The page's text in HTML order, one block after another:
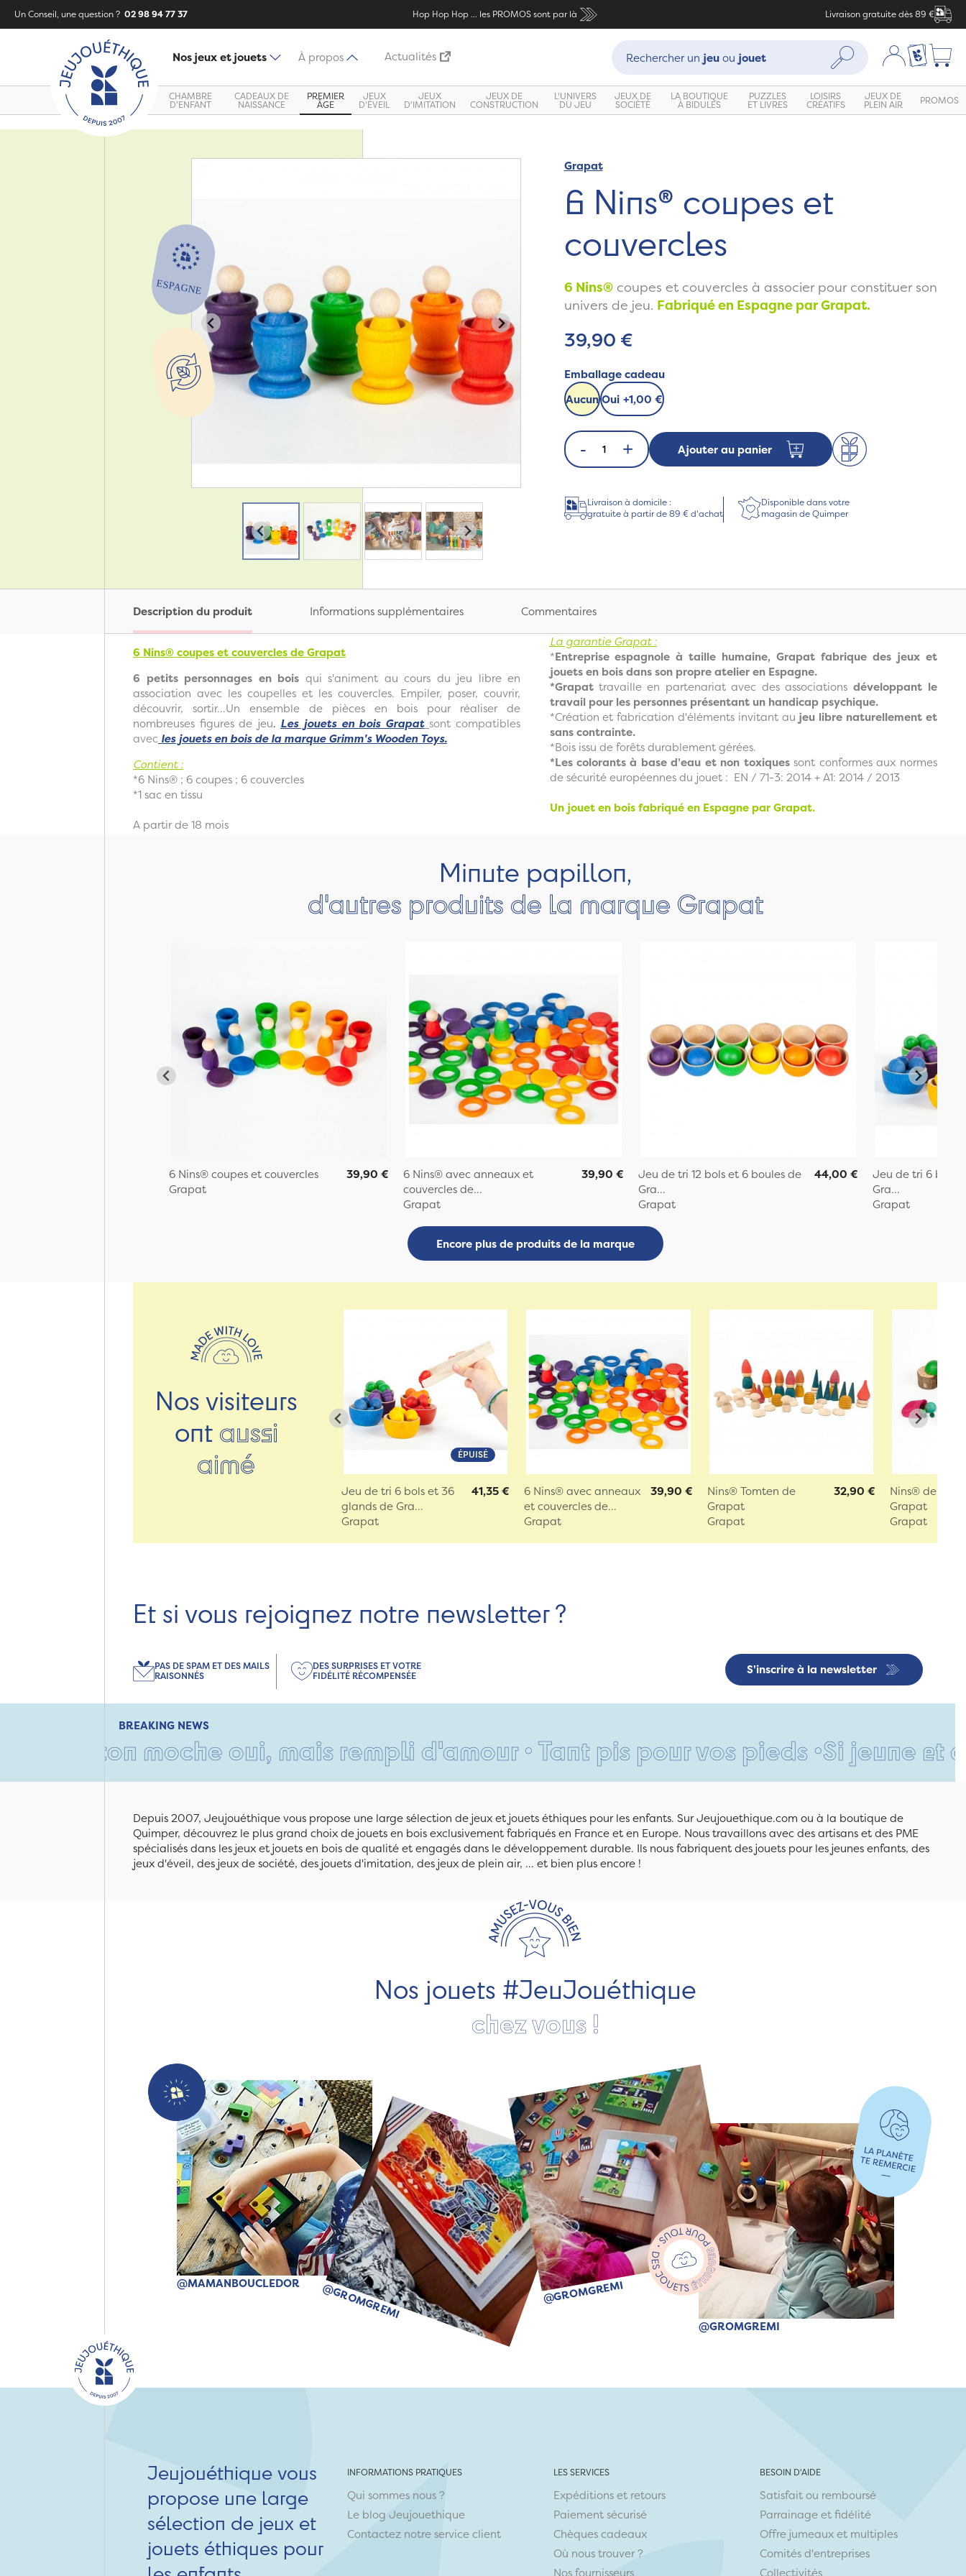
Un Conseil, une question ? 02 98 94 77 37 Hop Hop Hop ... les PROMOS sont par là Livraison gratuite dès 89 €
Nos jeux et jouets À propos Actualités
Recherche :
Rechercher un jeuou jouet Rechercher Mon compte
Ma liste
CHAMBRE
D'ENFANT
CADEAUX DE
NAISSANCE
PREMIER
ÂGE
JEUX
D'ÉVEIL
JEUX
D'IMITATION
JEUX DE
CONSTRUCTION
L'UNIVERS
DU JEU
JEUX DE
SOCIÉTÉ
LA BOUTIQUE
À BIDULES
PUZZLES
ET LIVRES
LOISIRS
CRÉATIFS
JEUX DE
PLEIN AIR PROMOS
ZoomGrapat
6 Nins® coupes et
couvercles
6 Nins®coupes et couvercles à associer pour constituer son
univers de jeu. Fabriqué en Espagne par Grapat.
39,90 €
Emballage cadeau
AucunOui +1,00 €
- + Ajouter au panier
Livraison à domicile :
gratuite à partir de 89 € d'achat
Disponible dans votre
magasin de Quimper
Description du produit Informations supplémentaires Commentaires
6 Nins® coupes et couvercles de Grapat
6 petits personnages en bois qui s'animent au cours du jeu libre en
association avec les coupelles et les couvercles. Empiler, poser, couvrir,
découvrir, sortir...Un ensemble de pièces en bois pour réaliser de
nombreuses figures de jeu. Les jouets en bois Grapat sont compatibles
avec les jouets en bois de la marque Grimm's Wooden Toys.
Contient :
*6 Nins® ; 6 coupes ; 6 couvercles
*1 sac en tissu
A partir de 18 mois
La garantie Grapat :
*Entreprise espagnole à taille humaine, Grapat fabrique des jeux et
jouets en bois dans son propre atelier en Espagne.
*Grapattravaille en partenariat avec des associations développant le
travail pour les personnes présentant un handicap psychique.
*Création et fabrication d'éléments invitant au jeu libre naturellement et
sans contrainte.
*Bois issu de forêts durablement gérées.
*Les colorants à base d’eau et non toxiquessont conformes aux normes
de sécurité européennes du jouet : EN / 71-3: 2014 + A1: 2014 / 2013
Un jouet en bois fabriqué en Espagne par Grapat.
Minute papillon,
d'autres produits de la marque Grapat
6 Nins® coupes et couvercles
Grapat
39,90 €
6 Nins® avec anneaux et
couvercles de...
Grapat
39,90 €
Jeu de tri 12 bols et 6 boules de
Gra...
Grapat
44,00 €
Jeu de tri 6 bols
Gra...
Grapat
Encore plus de produits de la marque
Nos visiteurs
ont aussi
aimé
ÉPUISÉ
Jeu de tri 6 bols et 36
glands de Gra...
Grapat
41,35 €
6 Nins® avec anneaux
et couvercles de...
Grapat
39,90 €
Nins® Tomten de
Grapat
Grapat
32,90 €
Nins® de la
Grapat
Grapat
Et si vous rejoignez notre newsletter ?
S'inscrire à la newsletter
PAS DE SPAM ET DES MAILS
RAISONNÉS
DES SURPRISES ET VOTRE
FIDÉLITÉ RÉCOMPENSÉE
BREAKING NEWS
moche oui, mais rempli d'amour • Tant pis pour vos pieds • Si jeune et déjà si
Depuis 2007, Jeujouéthique vous propose une large sélection de jeux et jouets éthiques pour les enfants. Sur Jeujouethique.com ou à la boutique de
Quimper, découvrez le plus grand choix de jouets en bois exclusivement fabriqués en France et en Europe. Nous travaillons avec des artisans et des PME
spécialisés dans les jeux et jouets en bois de qualité et engagés dans le développement durable. Ils nous fabriquent des jouets pour les jeunes enfants, des
jeux d'éveil, des jeux de société, des jouets d'imitation, des jeux de plein air, ... et bien plus encore !
Nos jouets #JeuJouéthique
chez vous !
@MAMANBOUCLEDOR @GROMGREMI @GROMGREMI
@GROMGREMI
Jeujouéthique vous
propose une large
sélection de jeux et
jouets éthiques pour
INFORMATIONS PRATIQUES
Qui sommes nous ?
Le blog Jeujouethique
Contactez notre service client
LES SERVICES
Expéditions et retours
Paiement sécurisé
Chèques cadeaux
Où nous trouver ?
Nos fournisseurs
BESOIN D'AIDE
Satisfait ou remboursé
Parrainage et fidélité
Offre jumeaux et multiples
Comités d'entreprises
Collectivités